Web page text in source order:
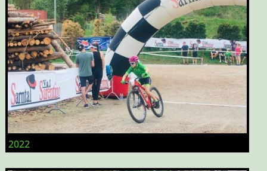
2022